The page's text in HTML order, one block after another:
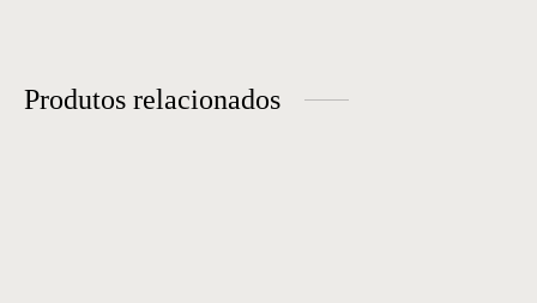
Produtos relacionados